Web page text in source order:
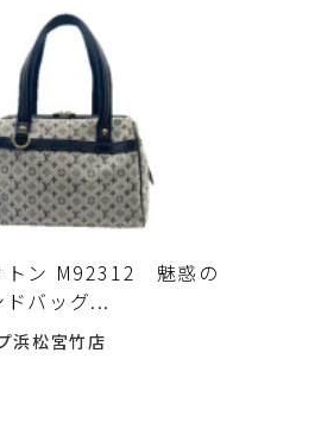
トン M92312 魅惑の
ドバッグ...
浜松宮竹店